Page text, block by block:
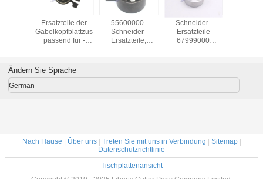
Ersatzteile der
Gabelkopfblattzus
passend für -
74053000-
55600000-
Schneider-
Ersatzteile,
Schneider-
Ersatzteile
67999000
Kurbelwelle für
Ändern Sie Sprache
German
Nach Hause Über uns| Treten Sie mit uns in Verbindung Sitemap|
Datenschutzrichtlinie
Tischplattenansicht